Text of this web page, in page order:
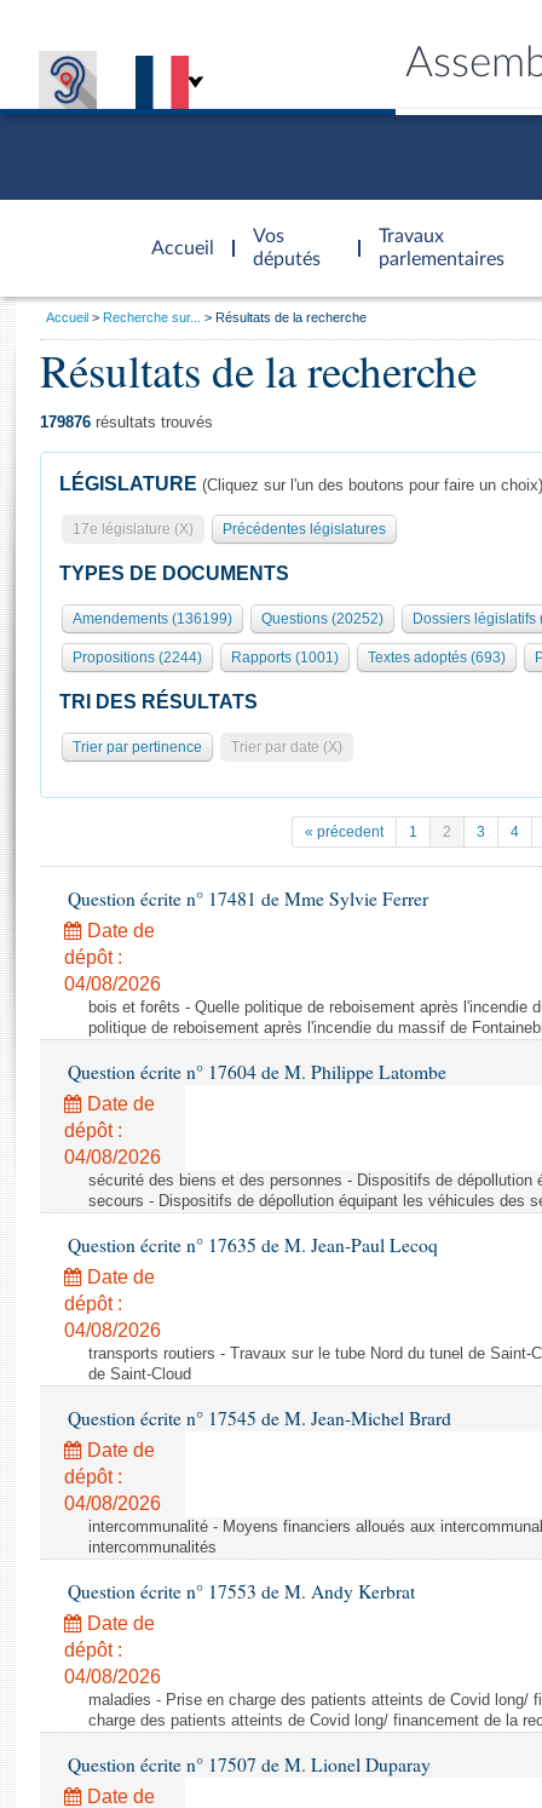
Accueil
d'accueil
Vos
députés
Travaux
parlementaires
Présidence
577 députés
Groupes politiques
Séance publique
Commissions et autres organes
Europe et International
Pétitions
Projets de loi
Propositions de loi
Amendements
Textes adoptés
Rapports législatifs
Rapports sur l'application des lois
Baromètre de l’application des lois
Dossiers législatifs
Budget et sécurité sociale
Questions écrites et orales
Comptes rendus des débats
Général
Rôle et pouvoirs de l'Assemblée
Organisation de l'Assemblée
Présidence Conférence des Présidents Bureau Collège des
Statistiques et chiffres clés
( Constitution | Règlement de l'Assemblée ... )
Histoire
Juniors
Anciennes législatures
Visiter l'Assemblée
Visite virtuelle du palais Bourbon
Assister à une séance
Contacts et plan d'accès
Photos libres de droit
Vous
Accueil Recherche sur... Résultats de la recherche
Résultats de la recherche
179876 résultats trouvés
LÉGISLATURE (Cliquez sur l'un des boutons pour faire un choix)
17e législature (X) Précédentes législatures
TYPES DE DOCUMENTS
Amendements (136199) Questions (20252) Dossiers législatifs
Propositions (2244) Rapports (1001) Textes adoptés (693)
TRI DES RÉSULTATS
Trier par pertinence Trier par date (X)
« précedent 1 2 3 4
Question écrite n° 17481 de Mme Sylvie Ferrer
Date de
dépôt :
04/08/2026
bois et forêts - Quelle politique de reboisement après l'incendie
politique de reboisement après l'incendie du massif de
Question écrite n° 17604 de M. Philippe Latombe
Date de
dépôt :
04/08/2026
sécurité des biens et des personnes - Dispositifs de
secours - Dispositifs de dépollution équipant les véhicules des
Question écrite n° 17635 de M. Jean-Paul Lecoq
Date de
dépôt :
04/08/2026
transports routiers - Travaux sur le tube Nord du tunel de Saint-
de Saint-Cloud
Question écrite n° 17545 de M. Jean-Michel Brard
Date de
dépôt :
04/08/2026
intercommunalité - Moyens financiers alloués aux
intercommunalités
Question écrite n° 17553 de M. Andy Kerbrat
Date de
dépôt :
04/08/2026
maladies - Prise en charge des patients atteints de Covid long/
charge des patients atteints de Covid long/ financement de la
Question écrite n° 17507 de M. Lionel Duparay
Date de